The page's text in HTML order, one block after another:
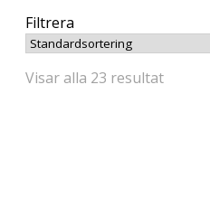
Filtrera
Visar alla 23 resultat